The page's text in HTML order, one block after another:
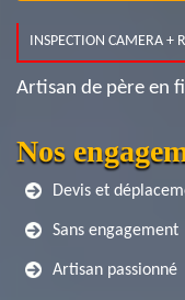
INSPECTION CAMERA +
Artisan de père en
Nos
Devis et
Sans engagement
Artisan passionné